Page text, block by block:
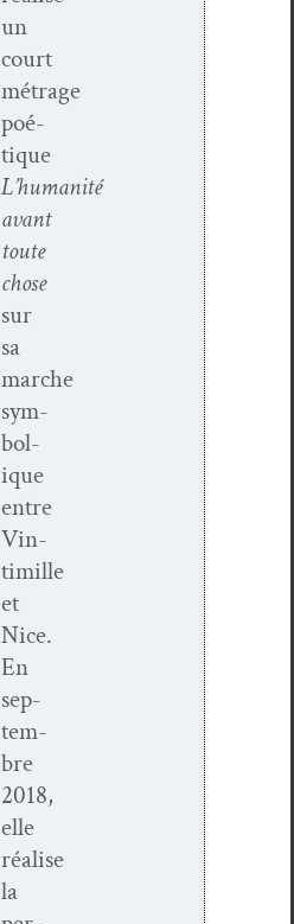
un
court
métrage
poé­
tique
L’humanité
avant
toute
chose
sur
sa
marche
sym­
bol­
ique
entre
Vin­
timille
et
Nice.
En
sep­
tem­
bre
2018,
elle
réalise
la